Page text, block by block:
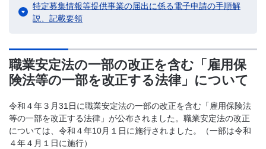
特定募集情報等提供事業の届出に係る電子申請の手順解
説、記載要領
職業安定法の一部の改正を含む「雇用保
険法等の一部を改正する法律」について
令和４年３月31日に職業安定法の一部の改正を含む「雇用保険法
等の一部を改正する法律」が公布されました。職業安定法の改正
については、令和４年10月１日に施行されました。（一部は令和
４年４月１日に施行）